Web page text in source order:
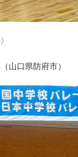
（山口県防府市）